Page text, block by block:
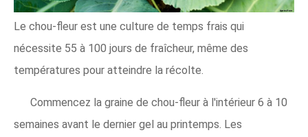
Le chou-fleur est une culture de temps frais qui
nécessite 55 à 100 jours de fraîcheur, même des
températures pour atteindre la récolte.
Commencez la graine de chou-fleur à l'intérieur 6 à 10
semaines avant le dernier gel au printemps. Les